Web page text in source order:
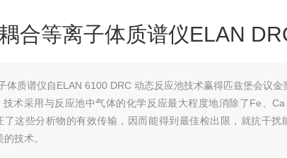
合等离子体质谱仪ELAN
体质谱仪自ELAN 6100 DRC 动态反应池技术赢得匹兹堡会议金
术采用与反应池中气体的化学反应最大程度地消除了Fe、
这些分析物的有效传输，因而能得到最佳检出限，就抗干扰
技术。